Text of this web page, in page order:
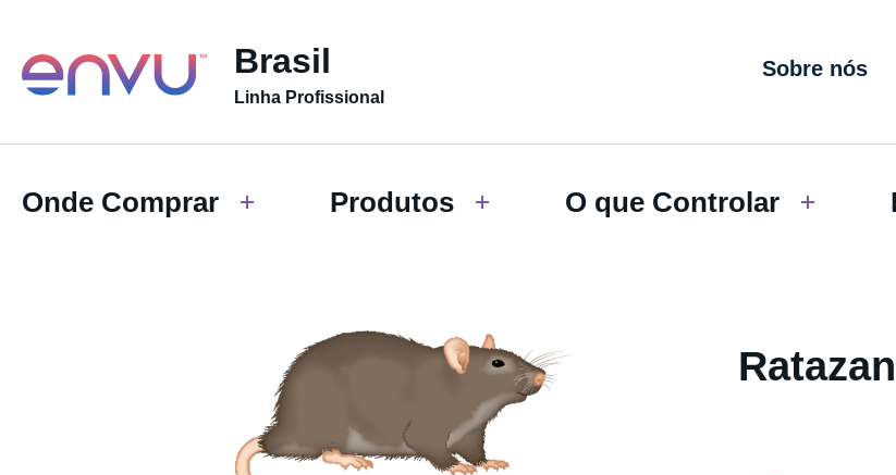
Brasil
Linha Profissional
Sobre nós
Onde Comprar Produtos O que Controlar